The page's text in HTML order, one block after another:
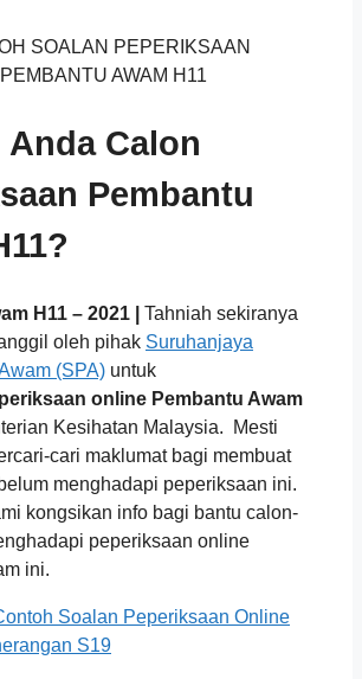
Anda Calon
Pembantu
H11 – 2021 | Tahniah sekiranya
oleh pihak Suruhanjaya
(SPA) untuk
online Pembantu Awam
Kesihatan Malaysia. Mesti
cari maklumat bagi membuat
menghadapi peperiksaan ini.
kongsikan info bagi bantu calon-
peperiksaan online
ini.
Soalan Peperiksaan Online
S19